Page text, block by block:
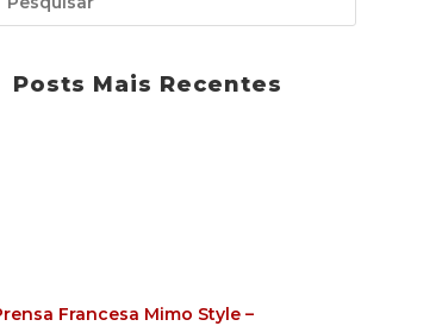
Posts Mais Recentes
Francesa Mimo Style –